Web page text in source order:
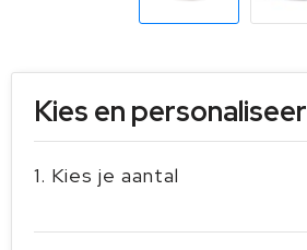
Vrije tijd en Strand
Kies en personaliseer
1. Kies je aantal